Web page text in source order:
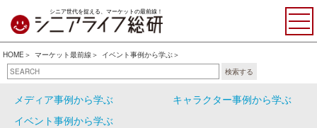
シニア世代を捉える、マーケットの最前線！
HOME マーケット最前線
イベント事例から学ぶ
検索する
企業事例から学ぶ
行政事例から学ぶ
メディア事例から学ぶ
キャラクター事例から学ぶ
イベント事例から学ぶ